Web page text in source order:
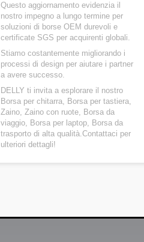
Questo aggiornamento evidenzia il
nostro impegno a lungo termine per
soluzioni di borse OEM durevoli e
certificate SGS per acquirenti globali.
Stiamo costantemente migliorando i
processi di design per aiutare i partner
a avere successo.
DELLY ti invita a esplorare il nostro
Borsa per chitarra, Borsa per tastiera,
Zaino, Zaino con ruote, Borsa da
viaggio, Borsa per laptop, Borsa da
trasporto di alta qualità.Contattaci per
ulteriori dettagli!